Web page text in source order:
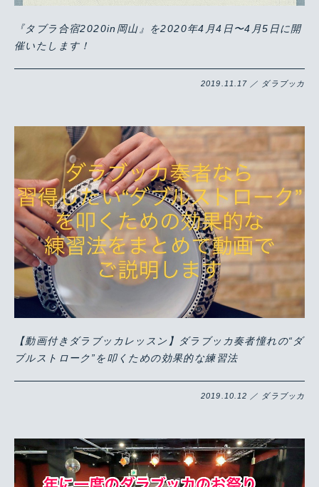
『タブラ合宿2020in岡山』を2020年4月4日〜4月5日に開
催いたします！
2019.11.17 ／ ダラブッカ
【動画付きダラブッカレッスン】ダラブッカ奏者憧れの“ダ
ブルストローク”を叩くための効果的な練習法
2019.10.12 ／ ダラブッカ